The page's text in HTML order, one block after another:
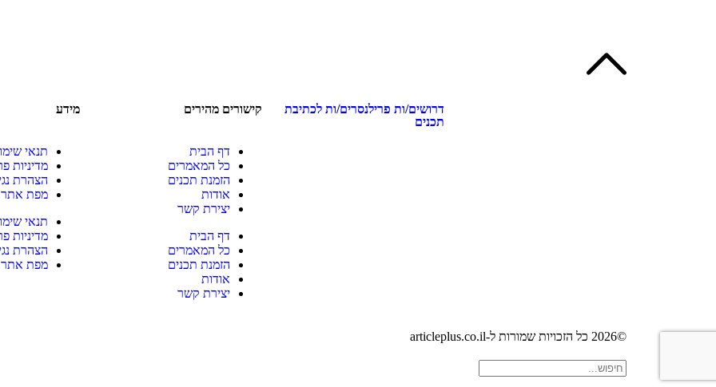
דרושים/ות פרילנסרים/ות לכתיבת
תכנים
קישורים מהירים
דף הבית
כל המאמרים
הזמנת תכנים
אודות
יצירת קשר
דף הבית
כל המאמרים
הזמנת תכנים
אודות
יצירת קשר
מידע
תנאי
מדיניות
הצהרת
מפת אתר
תנאי
מדיניות
הצהרת
מפת אתר
©2026 כל הזכויות שמורות ל-articleplus.co.il